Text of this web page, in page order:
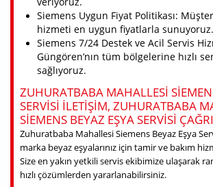
Siemens Uygun Fiyat Politikası:
hizmeti en uygun fiyatlarla sunuyoruz.
Siemens 7/24 Destek ve Acil Servis
Güngören’nın tüm bölgelerine hızlı
sağlıyoruz.
ZUHURATBABA MAHALLESI
SERVISI ILETIŞIM, ZUHURATBABA
SIEMENS BEYAZ EŞYA SERVISI
Zuhuratbaba Mahallesi Siemens Beyaz Eşya
marka beyaz eşyalarınız için tamir ve bakım
Size en yakın yetkili servis ekibimize ulaşarak
hızlı çözümlerden yararlanabilirsiniz.